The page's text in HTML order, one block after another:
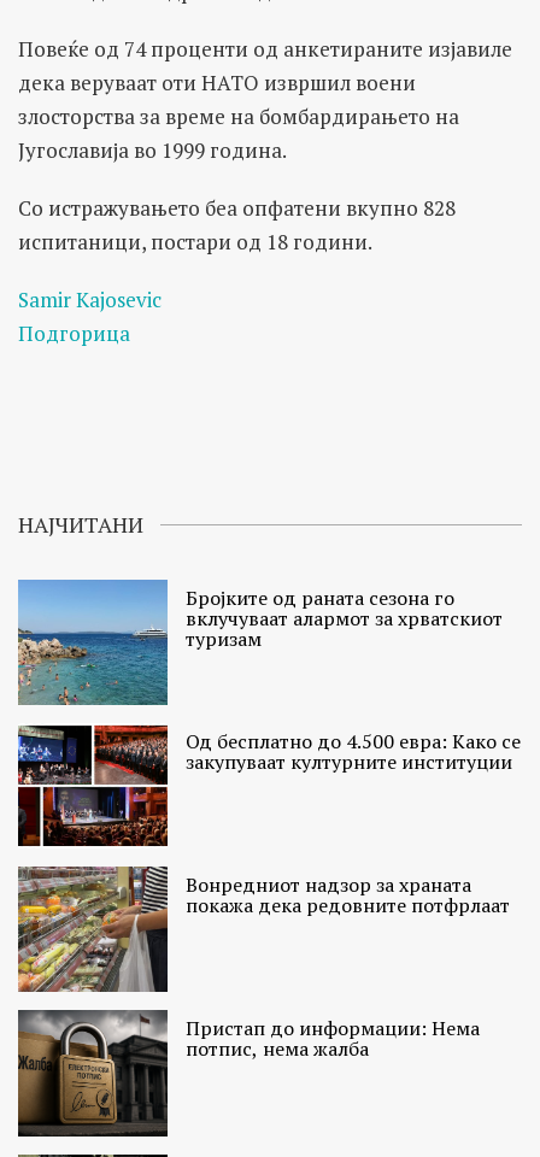
Повеќе од 74 проценти од анкетираните изјавиле
дека веруваат оти НАТО извршил воени
злосторства за време на бомбардирањето на
Југославија во 1999 година.
Со истражувањето беа опфатени вкупно 828
испитаници, постари од 18 години.
Samir Kajosevic
Подгорица
НАЈЧИТАНИ
Бројките од раната сезона го
вклучуваат алармот за хрватскиот
туризам
Од бесплатно до 4.500 евра: Како се
закупуваат културните институции
Вонредниот надзор за храната
покажа дека редовните потфрлаат
Пристап до информации: Нема
потпис, нема жалба